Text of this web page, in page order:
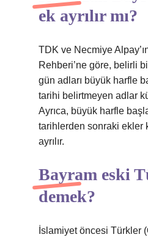
ek ayrılır mı?
TDK ve Necmiye
Rehberi’ne göre, belirli
gün adları büyük harfle
tarihi belirtmeyen adlar
Ayrıca, büyük harfle
tarihlerden sonraki ekler
ayrılır.
Bayram eski
demek?
İslamiyet öncesi Türkler